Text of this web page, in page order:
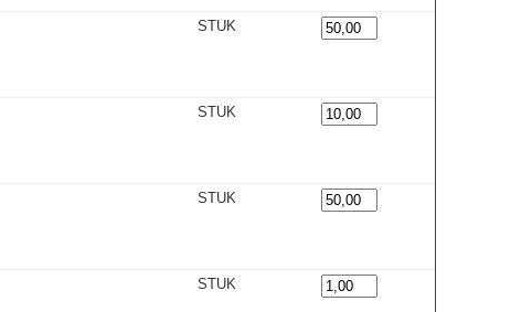
STUK
STUK
STUK
STUK